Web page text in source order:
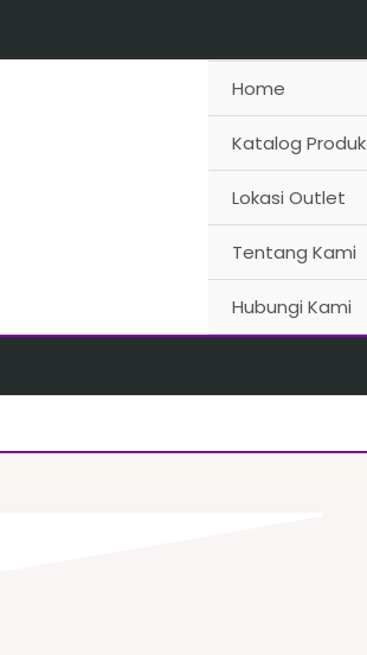
Home
Katalog Produk
Lokasi Outlet
Tentang Kami
Hubungi Kami